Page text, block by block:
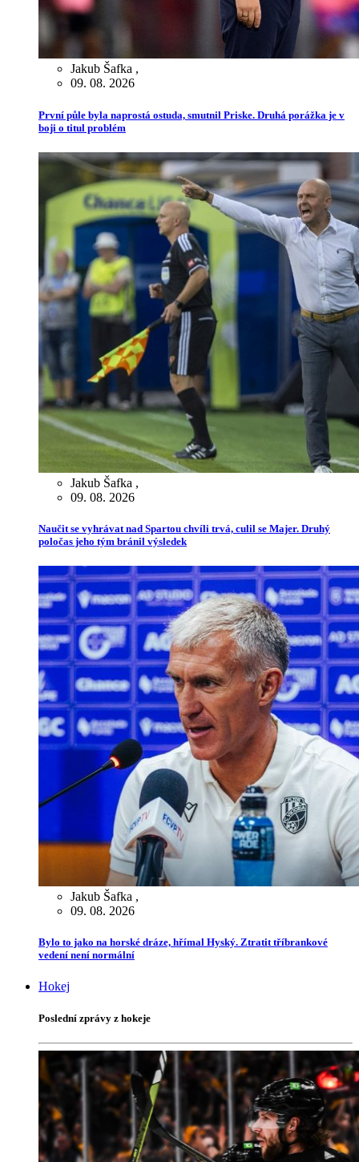
Jakub Šafka ,
09. 08. 2026
První půle byla naprostá ostuda, smutnil Priske. Druhá porážka je v
boji o titul problém
Jakub Šafka ,
09. 08. 2026
Naučit se vyhrávat nad Spartou chvíli trvá, culil se Majer. Druhý
poločas jeho tým bránil výsledek
Jakub Šafka ,
09. 08. 2026
Bylo to jako na horské dráze, hřímal Hyský. Ztratit tříbrankové
vedení není normální
Hokej
Poslední zprávy z hokeje